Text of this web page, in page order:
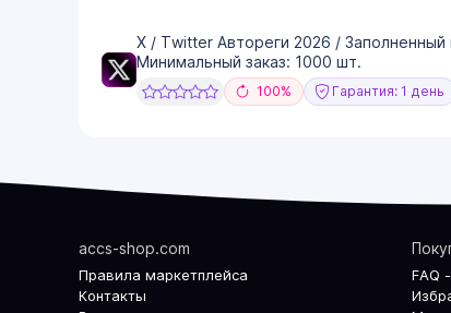
X / Twitter Автореги 2026 /
Минимальный заказ: 1000 шт.
100% Гарантия: 1 день
accs-shop.com
Правила маркетплейса
Контакты
FAQ